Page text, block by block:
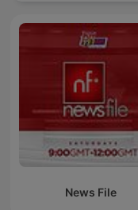
News File